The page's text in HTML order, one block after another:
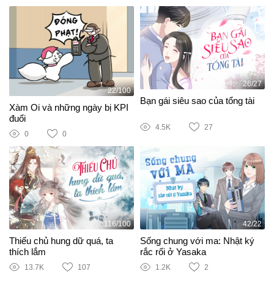
22/100
Xàm Oi và những ngày bị KPI
đuổi
0 0
26/27
Bạn gái siêu sao của tổng tài
4.5K 27
116/100
Thiếu chủ hung dữ quá, ta
thích lắm
13.7K 107
42/22
Sống chung với ma: Nhật ký
rắc rối ở Yasaka
1.2K 2